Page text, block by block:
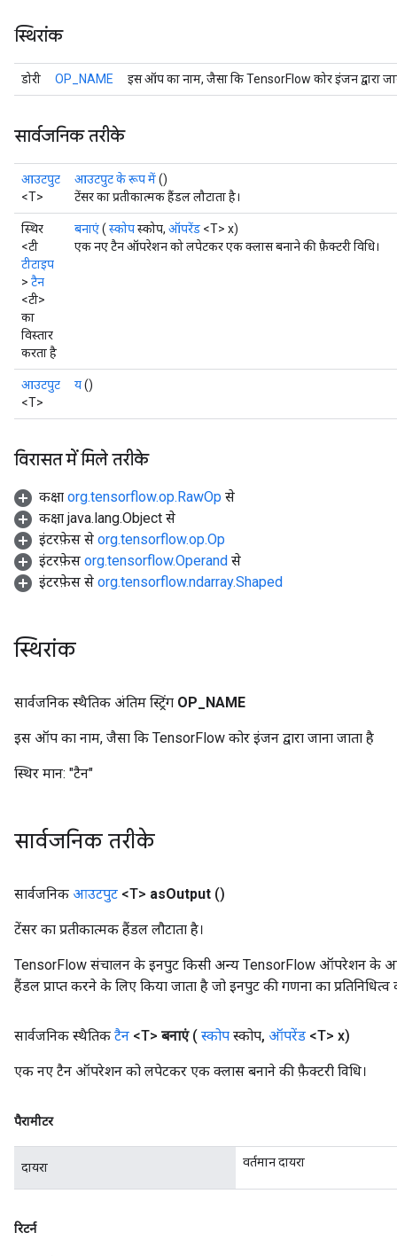
स्थिरांक
डोरी OP_NAME इस ऑप का नाम, जैसा कि TensorFlow कोर इंजन द्वारा
सार्वजनिक तरीके
आउटपुट
<T>
आउटपुट के रूप में()
टेंसर का प्रतीकात्मक हैंडल लौटाता है।
स्थिर
<टी
टीटाइप
> टैन
<टी>
का
विस्तार
करता है
बनाएं( स्कोपस्कोप, ऑपरेंड <T> x)
एक नए टैन ऑपरेशन को लपेटकर एक क्लास बनाने की फ़ैक्टरी विधि।
आउटपुट
<T>
य()
विरासत में मिले तरीके
कक्षा org.tensorflow.op.RawOp से
कक्षा java.lang.Object से
इंटरफ़ेस से org.tensorflow.op.Op
इंटरफ़ेस org.tensorflow.Operand से
इंटरफ़ेस से org.tensorflow.ndarray.Shaped
स्थिरांक
सार्वजनिक स्थैतिक अंतिम स्ट्रिंग OP NAME
इस ऑप का नाम, जैसा कि TensorFlow कोर इंजन द्वारा जाना जाता है
स्थिर मान: "टैन"
सार्वजनिक तरीके
सार्वजनिक आउटपुट <T> asOutput ()
टेंसर का प्रतीकात्मक हैंडल लौटाता है।
TensorFlow संचालन के इनपुट किसी अन्य TensorFlow ऑपरेशन के
हैंडल प्राप्त करने के लिए किया जाता है जो इनपुट की गणना का प्रतिनिधित्व
सार्वजनिक स्थैतिक टैन <T> बनाएं ( स्कोप स्कोप, ऑपरेंड <T> x)
एक नए टैन ऑपरेशन को लपेटकर एक क्लास बनाने की फ़ैक्टरी विधि।
पैरामीटर
दायरा वर्तमान दायरा
रिटर्न